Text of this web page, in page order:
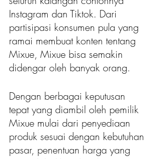
Instagram dan Tiktok. Dari
partisipasi konsumen pula yang
ramai membuat konten tentang
Mixue, Mixue bisa semakin
didengar oleh banyak orang.
Dengan berbagai keputusan
tepat yang diambil oleh pemilik
Mixue mulai dari penyediaan
produk sesuai dengan kebutuhan
pasar, penentuan harga yang